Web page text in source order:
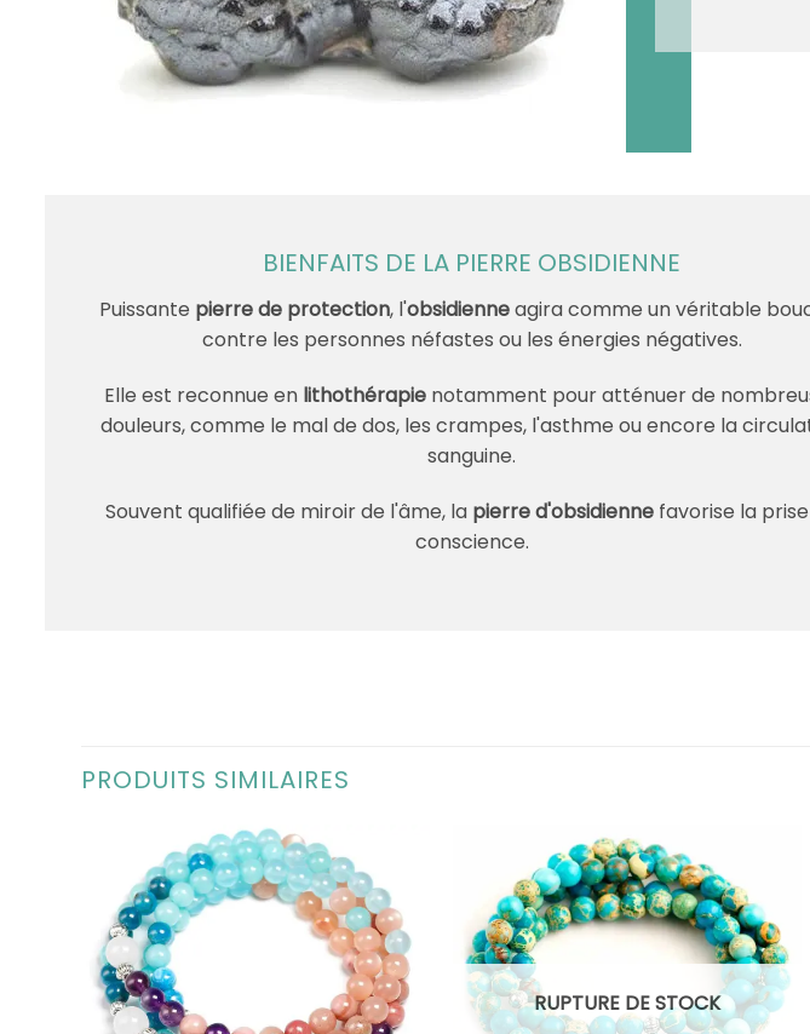
BIENFAITS DE LA PIERRE OBSIDIENNE
Puissante pierre de protection, l'obsidienneagira comme un véritable
contre les personnes néfastes ou les énergies négatives.
Elle est reconnue en lithothérapienotamment pour atténuer de
douleurs, comme le mal de dos, les crampes, l'asthme ou encore la
sanguine.
Souvent qualifiée de miroir de l'âme, la pierre d'obsidienne favorise la
conscience.
PRODUITS SIMILAIRES
RUPTURE DE STOCK